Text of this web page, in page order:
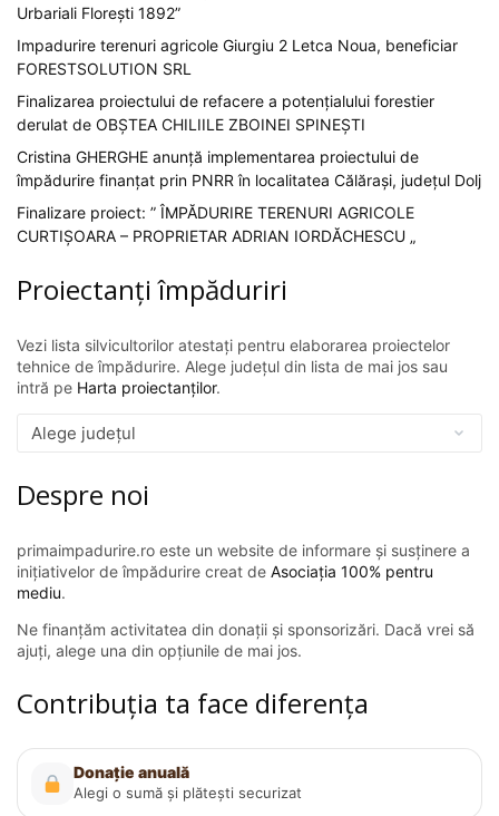
Urbariali Florești 1892”
Impadurire terenuri agricole Giurgiu 2 Letca Noua, beneficiar
FORESTSOLUTION SRL
Finalizarea proiectului de refacere a potențialului forestier
derulat de OBȘTEA CHILIILE ZBOINEI SPINEȘTI
Cristina GHERGHE anunță implementarea proiectului de
împădurire finanțat prin PNRR în localitatea Călărași, județul Dolj
Finalizare proiect: ” ÎMPĂDURIRE TERENURI AGRICOLE
CURTIȘOARA – PROPRIETAR ADRIAN IORDĂCHESCU „
Proiectanți împăduriri
Vezi lista silvicultorilor atestați pentru elaborarea proiectelor
tehnice de împădurire. Alege județul din lista de mai jos sau
intră pe Harta proiectanților.
Despre noi
primaimpadurire.ro este un website de informare și susținere a
inițiativelor de împădurire creat de Asociația 100% pentru
mediu.
Ne finanțăm activitatea din donații și sponsorizări. Dacă vrei să
ajuți, alege una din opțiunile de mai jos.
Contribuția ta face diferența
Donație anuală
Alegi o sumă și plătești securizat